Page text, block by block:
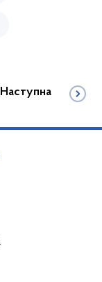
Наступна